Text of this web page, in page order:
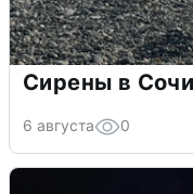
Сирены в
6 августа 0